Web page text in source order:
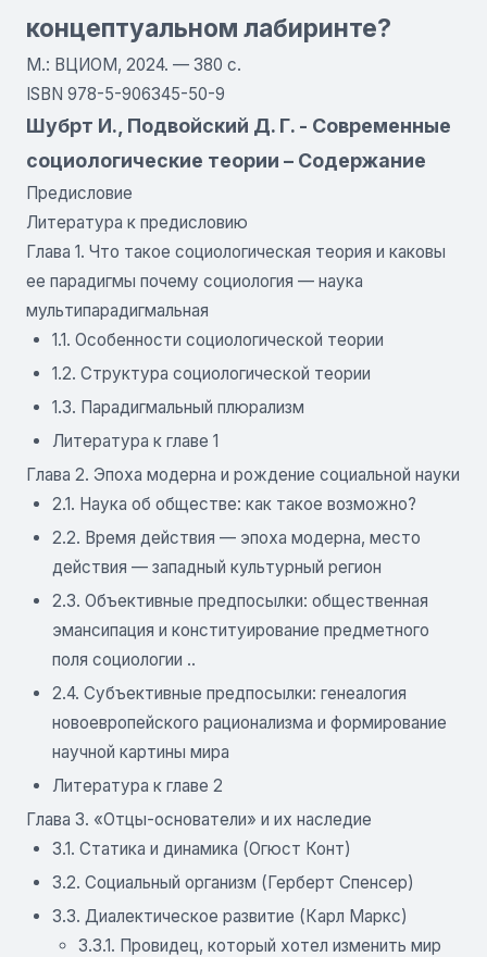
концептуальном лабиринте?
М.: ВЦИОМ, 2024. — 380 с.
ISBN 978-5-906345-50-9
Шубрт И., Подвойский Д. Г. - Современные
социологические теории – Содержание
Предисловие
Литература к предисловию
Глава 1. Что такое социологическая теория и каковы
ее парадигмы почему социология — наука
мультипарадигмальная
1.1. Особенности социологической теории
1.2. Структура социологической теории
1.3. Парадигмальный плюрализм
Литература к главе 1
Глава 2. Эпоха модерна и рождение социальной науки
2.1. Наука об обществе: как такое возможно?
2.2. Время действия — эпоха модерна, место
действия — западный культурный регион
2.3. Объективные предпосылки: общественная
эмансипация и конституирование предметного
поля социологии ..
2.4. Субъективные предпосылки: генеалогия
новоевропейского рационализма и формирование
научной картины мира
Литература к главе 2
Глава 3. «Отцы-основатели» и их наследие
3.1. Статика и динамика (Огюст Конт)
3.2. Социальный организм (Герберт Спенсер)
3.3. Диалектическое развитие (Карл Маркс)
3.3.1. Провидец, который хотел изменить мир